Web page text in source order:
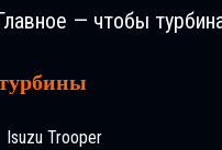
— чтобы
Isuzu Trooper